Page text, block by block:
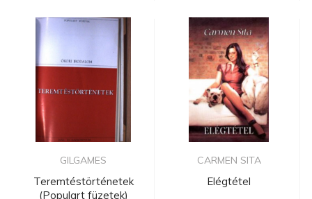
GILGAMES
Teremtéstörténetek
(Populart füzetek)
CARMEN SITA
Elégtétel